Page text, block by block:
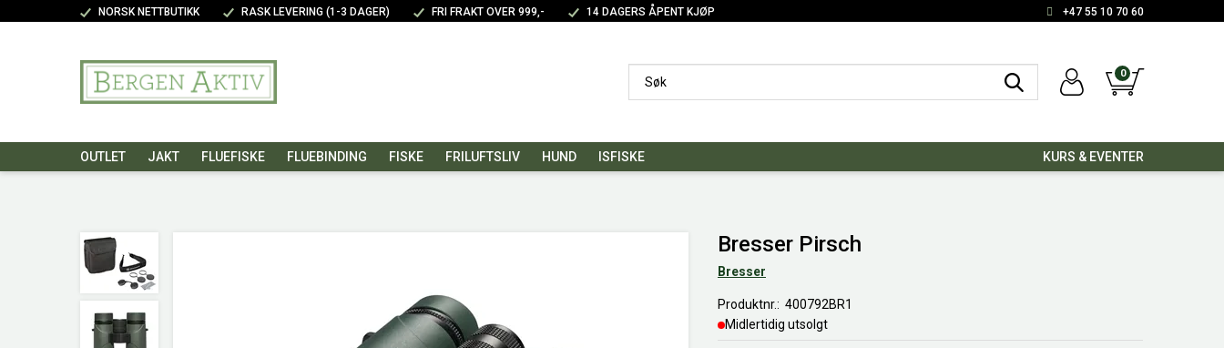
NORSK NETTBUTIKK RASK LEVERING (1-3 DAGER) FRI FRAKT OVER 999,- 14 DAGERS ÅPENT KJØP +47 55 10 70 60
0
OUTLET JAKT FLUEFISKE FLUEBINDING FISKE FRILUFTSLIV HUND ISFISKE KURS & EVENTER
Bresser Pirsch
Bresser
Produktnr.
400792BR1
Midlertidig utsolgt